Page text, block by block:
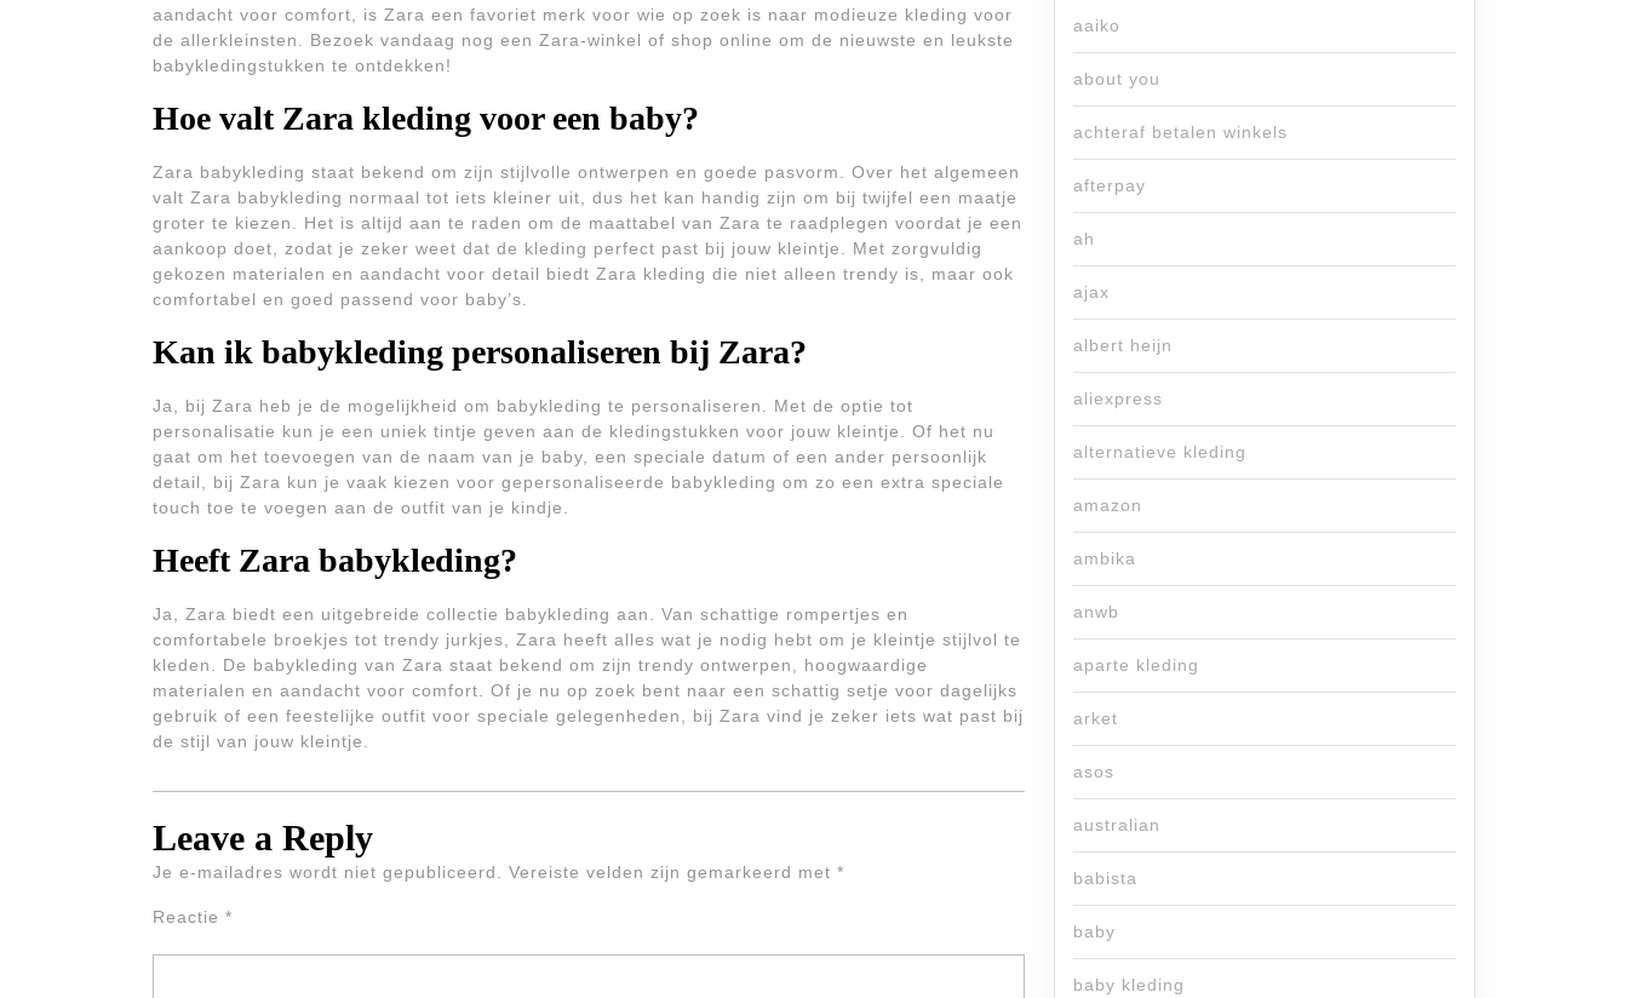
aandacht voor comfort, is Zara een favoriet merk voor wie op zoek is naar modieuze kleding voor
de allerkleinsten. Bezoek vandaag nog een Zara-winkel of shop online om de nieuwste en leukste
babykledingstukken te ontdekken!
Hoe valt Zara kleding voor een baby?
Zara babykleding staat bekend om zijn stijlvolle ontwerpen en goede pasvorm. Over het algemeen
valt Zara babykleding normaal tot iets kleiner uit, dus het kan handig zijn om bij twijfel een maatje
groter te kiezen. Het is altijd aan te raden om de maattabel van Zara te raadplegen voordat je een
aankoop doet, zodat je zeker weet dat de kleding perfect past bij jouw kleintje. Met zorgvuldig
gekozen materialen en aandacht voor detail biedt Zara kleding die niet alleen trendy is, maar ook
comfortabel en goed passend voor baby’s.
Kan ik babykleding personaliseren bij Zara?
Ja, bij Zara heb je de mogelijkheid om babykleding te personaliseren. Met de optie tot
personalisatie kun je een uniek tintje geven aan de kledingstukken voor jouw kleintje. Of het nu
gaat om het toevoegen van de naam van je baby, een speciale datum of een ander persoonlijk
detail, bij Zara kun je vaak kiezen voor gepersonaliseerde babykleding om zo een extra speciale
touch toe te voegen aan de outfit van je kindje.
Heeft Zara babykleding?
Ja, Zara biedt een uitgebreide collectie babykleding aan. Van schattige rompertjes en
comfortabele broekjes tot trendy jurkjes, Zara heeft alles wat je nodig hebt om je kleintje stijlvol te
kleden. De babykleding van Zara staat bekend om zijn trendy ontwerpen, hoogwaardige
materialen en aandacht voor comfort. Of je nu op zoek bent naar een schattig setje voor dagelijks
gebruik of een feestelijke outfit voor speciale gelegenheden, bij Zara vind je zeker iets wat past bij
de stijl van jouw kleintje.
Leave a Reply
Je e-mailadres wordt niet gepubliceerd. Vereiste velden zijn gemarkeerd met *
Reactie *
aaiko
about you
achteraf betalen winkels
afterpay
ah
ajax
albert heijn
aliexpress
alternatieve kleding
amazon
ambika
anwb
aparte kleding
arket
asos
australian
babista
baby
baby kleding